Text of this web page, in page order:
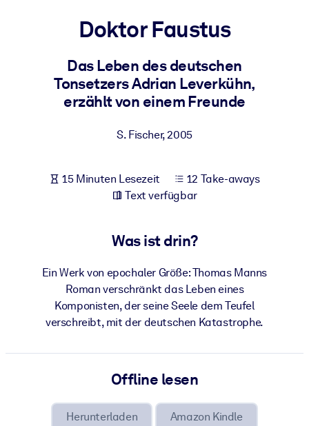
Bauen Sie eine gesunde und resiliente Belegschaft auf.
NACH SYSTEM
Für LMS/LXP
bessere Lernergebnisse.
Bereichern Sie Ihre Unternehmensbibliothek mit
vertrauenswürdigem, praxisnahem Business-Wissen.
Nutzen Sie verlässliches, strukturiertes Wissen, um die Ergebnisse
Doktor Faustus
Das Leben des deutschen
Tonsetzers Adrian Leverkühn,
erzählt von einem Freunde
S. Fischer,2005
15 Minuten Lesezeit
12 Take-aways
Text verfügbar
Was ist drin?
Ein Werk von epochaler Größe: Thomas Manns
Roman verschränkt das Leben eines
Komponisten, der seine Seele dem Teufel
verschreibt, mit der deutschen Katastrophe.
Offline lesen
Herunterladen Amazon Kindle